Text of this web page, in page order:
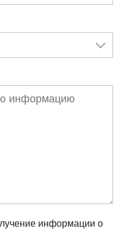
информации о